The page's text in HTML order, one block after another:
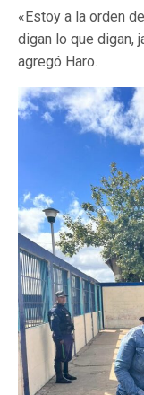
«Estoy a la orden
digan lo que digan,
agregó Haro.